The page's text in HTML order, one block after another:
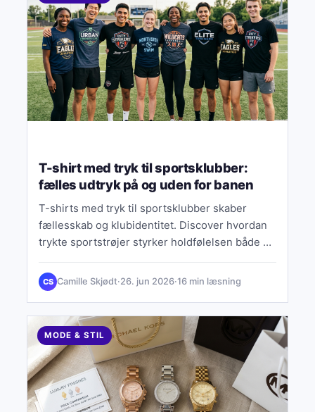
T-shirt med tryk til sportsklubber:
fælles udtryk på og uden for banen
T-shirts med tryk til sportsklubber skaber
fællesskab og klubidentitet. Discover hvordan
trykte sportstrøjer styrker holdfølelsen både på
CS Camille Skjødt·26. jun 2026·16 min læsning
MODE & STIL